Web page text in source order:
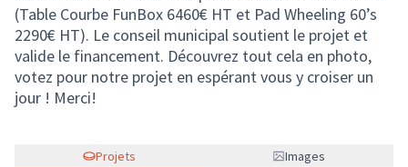
(Table Courbe FunBox 6460€ HT et Pad Wheeling 60’s
2290€ HT). Le conseil municipal soutient le projet et
valide le financement. Découvrez tout cela en photo,
votez pour notre projet en espérant vous y croiser un
jour ! Merci!
Projets Images